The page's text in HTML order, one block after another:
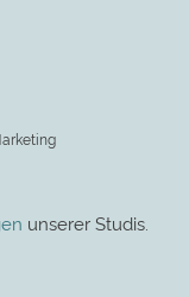
Business
unserer Studis.